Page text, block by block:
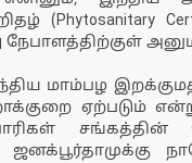
(Phytosanitary
நேபாளத்திற்குள்
மாம்பழ
ஏற்படும்
சங்கத்தின்